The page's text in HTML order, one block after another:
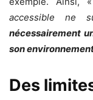
accessible ne
nécessairement
son
Des